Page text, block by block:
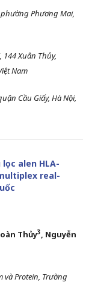
phường Phương Mai,
, 144 Xuân Thủy,
Nam
Cầu Giấy, Hà Nội,
alen HLA-
real-
Thủy3, Nguyễn
và Protein, Trường